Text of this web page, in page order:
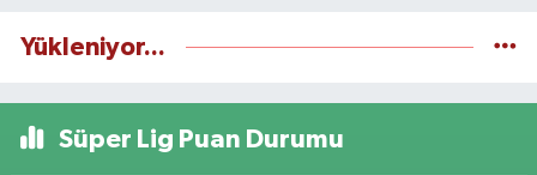
Yükleniyor...
Süper Lig Puan Durumu